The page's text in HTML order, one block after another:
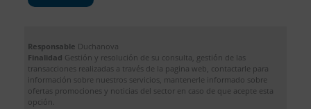
Responsable Duchanova
Finalidad Gestión y resolución de su consulta, gestión de las
transacciones realizadas a través de la pagina web, contactarle para
información sobre nuestros servicios, mantenerle informado sobre
ofertas promociones y noticias del sector en caso de que acepte esta
opción.